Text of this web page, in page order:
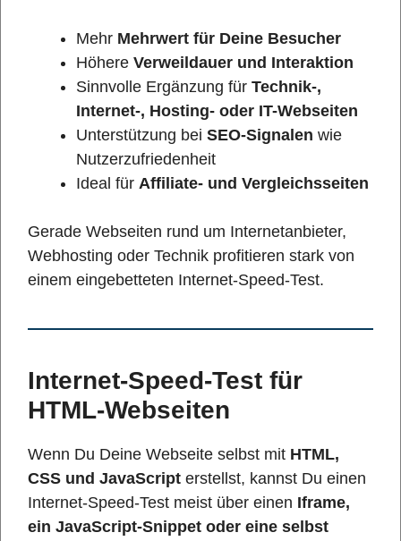
Mehr Mehrwert für Deine Besucher
Höhere Verweildauer und Interaktion
Sinnvolle Ergänzung für Technik-,
Internet-, Hosting- oder IT-Webseiten
Unterstützung bei SEO-Signalen wie
Nutzerzufriedenheit
Ideal für Affiliate- und Vergleichsseiten
Gerade Webseiten rund um Internetanbieter,
Webhosting oder Technik profitieren stark von
einem eingebetteten Internet-Speed-Test.
Internet-Speed-Test für
HTML-Webseiten
Wenn Du Deine Webseite selbst mit HTML,
CSS und JavaScript erstellst, kannst Du einen
Internet-Speed-Test meist über einen Iframe,
ein JavaScript-Snippet oder eine selbst